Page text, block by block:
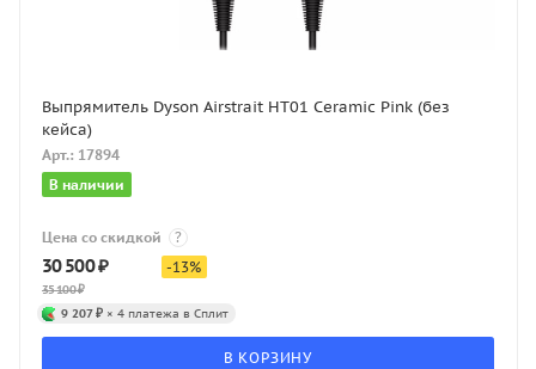
Выпрямитель Dyson Airstrait HT01 Ceramic Pink (без
кейса)
Арт.: 17894
В наличии
Цена со скидкой ?
30 500₽
35 100₽
-13%
9 207 ₽ × 4 платежа в Сплит
В КОРЗИНУ